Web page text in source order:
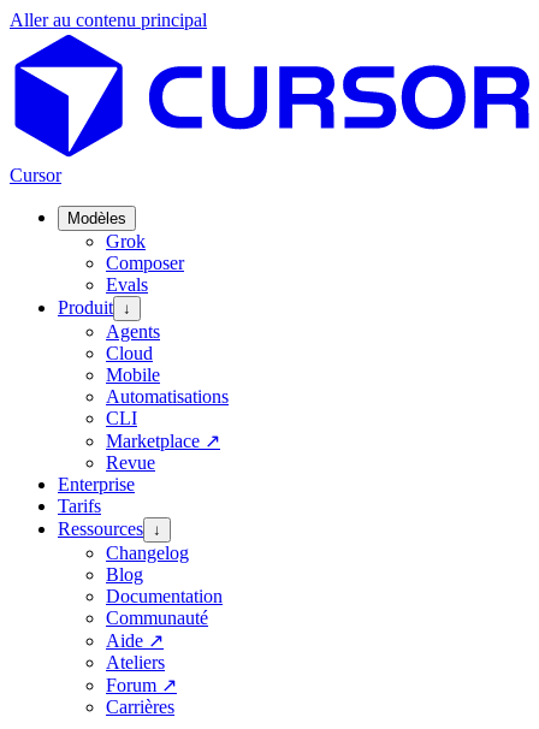
Aller au contenu principal
Cursor
Modèles
Grok
Composer
Evals
Produit ↓
Agents
Cloud
Mobile
Automatisations
CLI
Marketplace ↗
Revue
Enterprise
Tarifs
Ressources ↓
Changelog
Blog
Documentation
Communauté
Aide ↗
Ateliers
Forum ↗
Carrières